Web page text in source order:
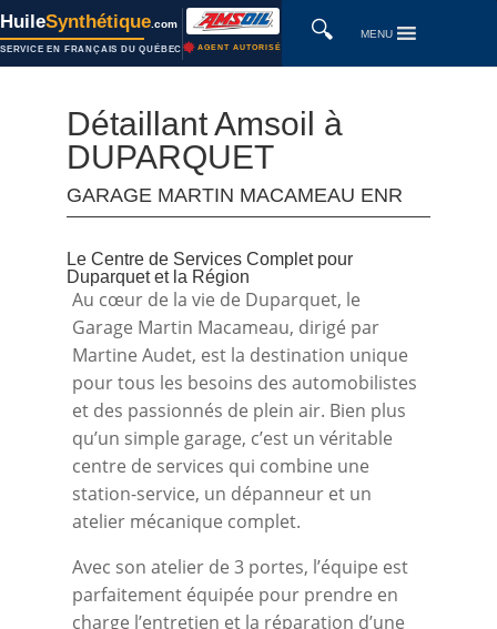
HuileSynthétique .com
SERVICE EN FRANÇAIS DU QUÉBEC AGENT AUTORISÉ
🔍 MENU
Détaillant Amsoil à
DUPARQUET
GARAGE MARTIN MACAMEAU ENR
Le Centre de Services Complet pour
Duparquet et la Région
Au cœur de la vie de Duparquet, le
Garage Martin Macameau, dirigé par
Martine Audet, est la destination unique
pour tous les besoins des automobilistes
et des passionnés de plein air. Bien plus
qu’un simple garage, c’est un véritable
centre de services qui combine une
station-service, un dépanneur et un
atelier mécanique complet.
Avec son atelier de 3 portes, l’équipe est
parfaitement équipée pour prendre en
charge l’entretien et la réparation d’une